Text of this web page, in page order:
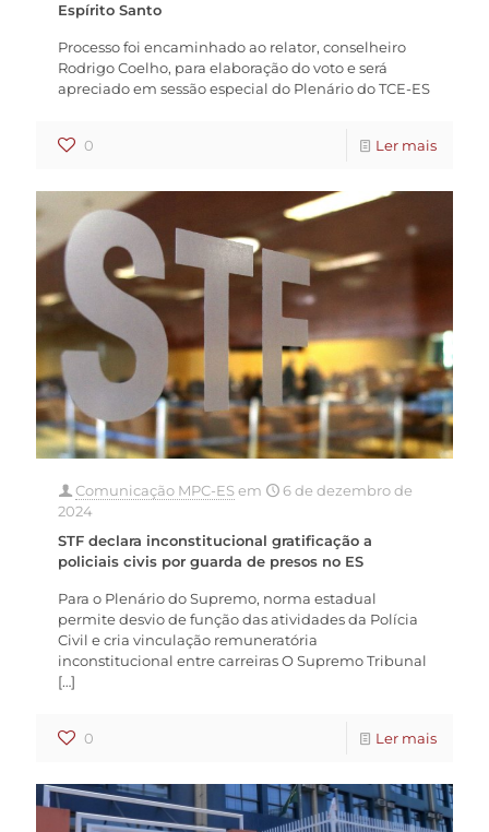
Espírito Santo
Processo foi encaminhado ao relator, conselheiro
Rodrigo Coelho, para elaboração do voto e será
apreciado em sessão especial do Plenário do TCE-ES
0 Ler mais
Comunicação MPC-ESem
6 de dezembro de
2024
STF declara inconstitucional gratificação a
policiais civis por guarda de presos no ES
Para o Plenário do Supremo, norma estadual
permite desvio de função das atividades da Polícia
Civil e cria vinculação remuneratória
inconstitucional entre carreiras O Supremo Tribunal
[…]
0 Ler mais